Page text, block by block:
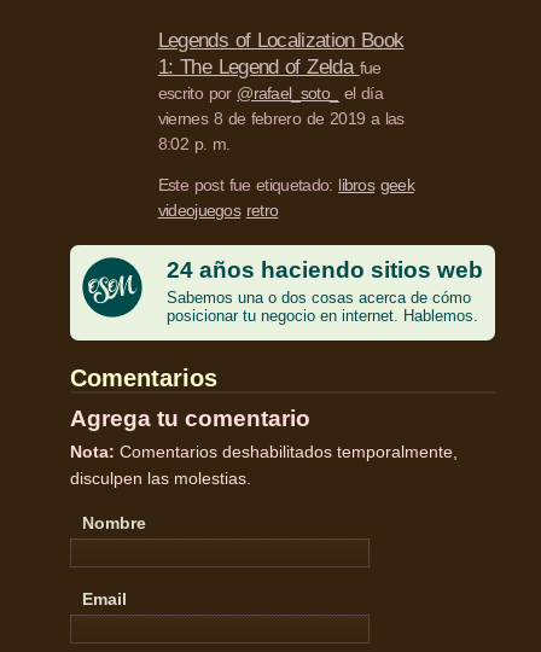
Legends of Localization Book
1: The Legend of Zelda fue
escrito por @rafael_soto_
el día
viernes 8 de febrero de 2019 a las
8:02 p. m.
Este post fue etiquetado: libros geek
videojuegos retro
24 años haciendo sitios web
Sabemos una o dos cosas acerca de cómo
posicionar tu negocio en internet. Hablemos.
Comentarios
Agrega tu comentario
Nota: Comentarios deshabilitados temporalmente,
disculpen las molestias.
Nombre
Email